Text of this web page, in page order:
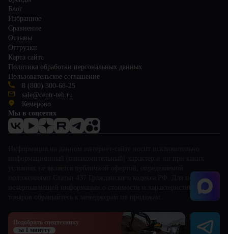
Блог
Избранное
Сравнение
Отзывы
Отгрузки
Карта сайта
Политика обработки персональных данных
Пользовательское соглашение
8 (800) 300-68-25
sale@centr-teh.ru
Кемерово
Мы в соцсетях
положениями Статьи 437 Гражданского кодекса РФ. Для получения
This site is protected by reCAPTCHA and the Google Privacy Policy
Terms of Serviceapply.
Подобрать спецтехнику
за 1 минуту